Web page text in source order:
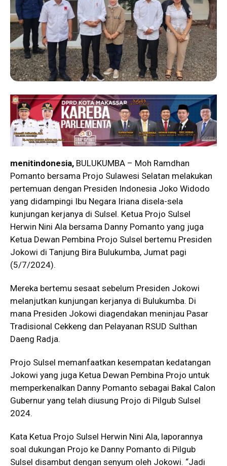
menitindonesia, BULUKUMBA – Moh Ramdhan
Pomanto bersama Projo Sulawesi Selatan melakukan
pertemuan dengan Presiden Indonesia Joko Widodo
yang didampingi Ibu Negara Iriana disela-sela
kunjungan kerjanya di Sulsel. Ketua Projo Sulsel
Herwin Nini Ala bersama Danny Pomanto yang juga
Ketua Dewan Pembina Projo Sulsel bertemu Presiden
Jokowi di Tanjung Bira Bulukumba, Jumat pagi
(5/7/2024).
Mereka bertemu sesaat sebelum Presiden Jokowi
melanjutkan kunjungan kerjanya di Bulukumba. Di
mana Presiden Jokowi diagendakan meninjau Pasar
Tradisional Cekkeng dan Pelayanan RSUD Sulthan
Daeng Radja.
Projo Sulsel memanfaatkan kesempatan kedatangan
Jokowi yang juga Ketua Dewan Pembina Projo untuk
memperkenalkan Danny Pomanto sebagai Bakal Calon
Gubernur yang telah diusung Projo di Pilgub Sulsel
2024.
Kata Ketua Projo Sulsel Herwin Nini Ala, laporannya
soal dukungan Projo ke Danny Pomanto di Pilgub
Sulsel disambut dengan senyum oleh Jokowi. “Jadi